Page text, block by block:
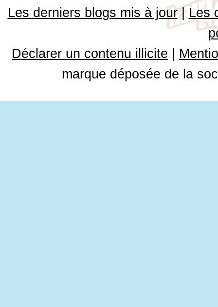
Les derniers blogs mis à jour| Les
Déclarer un contenu illicite
marque déposée de la